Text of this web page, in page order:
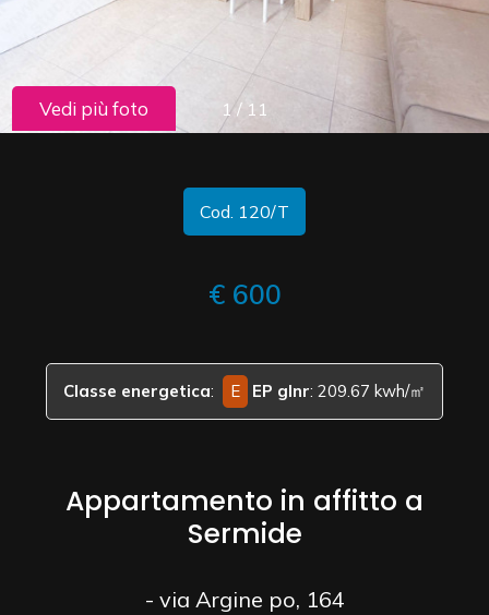
1 / 11
Vedi più foto
Cod. 120/T
€ 600
Classe energetica: E EP glnr: 209.67 kwh/㎡
Appartamento in affitto a
Sermide
- via Argine po, 164
CONTATTI
Comune
multiscelta
Qualsiasi